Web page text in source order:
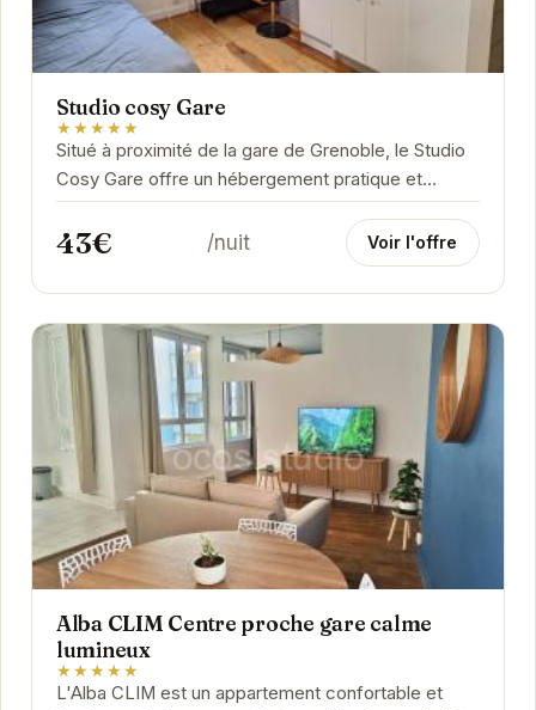
Studio cosy Gare
★★★★★
Situé à proximité de la gare de Grenoble, le Studio
Cosy Gare offre un hébergement pratique et
fonctionnel. Idéal pour les courts séjours, il...
43€ /nuit Voir l'offre
Alba CLIM Centre proche gare calme
lumineux
★★★★★
L'Alba CLIM est un appartement confortable et